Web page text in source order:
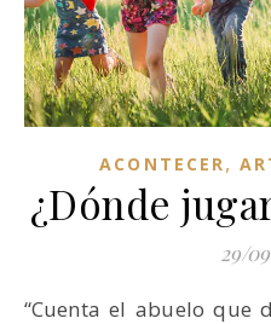
ACONTECER,
¿Dónde
29/
“Cuenta el abuelo que de niño él jugó…” Quiero